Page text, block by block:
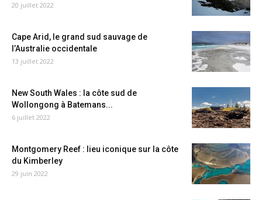
20 juillet 2022
Cape Arid, le grand sud sauvage de
l’Australie occidentale
13 juillet 2022
New South Wales : la côte sud de
Wollongong à Batemans...
6 juillet 2022
Montgomery Reef : lieu iconique sur la côte
du Kimberley
29 juin 2022